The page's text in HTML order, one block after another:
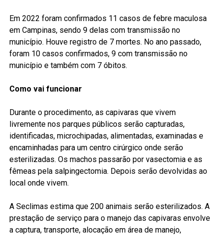
Em 2022 foram confirmados 11 casos de febre maculosa
em Campinas, sendo 9 delas com transmissão no
município. Houve registro de 7 mortes. No ano passado,
foram 10 casos confirmados, 9 com transmissão no
município e também com 7 óbitos.
Como vai funcionar
Durante o procedimento, as capivaras que vivem
livremente nos parques públicos serão capturadas,
identificadas, microchipadas, alimentadas, examinadas e
encaminhadas para um centro cirúrgico onde serão
esterilizadas. Os machos passarão por vasectomia e as
fêmeas pela salpingectomia. Depois serão devolvidas ao
local onde vivem.
A Seclimas estima que 200 animais serão esterilizados. A
prestação de serviço para o manejo das capivaras envolve
a captura, transporte, alocação em área de manejo,